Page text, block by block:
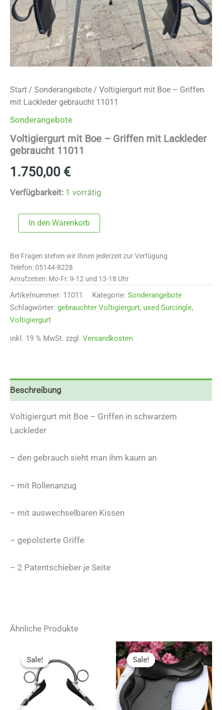
Start / Sonderangebote / Voltigiergurt mit Boe – Griffen
mit Lackleder gebraucht 11011
Sonderangebote
Voltigiergurt mit Boe – Griffen mit Lackleder
gebraucht 11011
1.750,00 €
Verfügbarkeit: 1 vorrätig
Voltigiergurt
Griffen
mit
Lackleder
gebraucht
11011
Menge
In den Warenkorb
Bei Fragen stehen wir Ihnen jederzeit zur Verfügung
Telefon: 05144-8228
Anrufzeiten: Mo-Fr: 9-12 und 13-18 Uhr
Artikelnummer: 11011 Kategorie: Sonderangebote
Schlagwörter: gebrauchter Voltigiergurt, used Surcingle,
Voltigiergurt
inkl. 19 % MwSt. zzgl. Versandkosten
Beschreibung
Voltigiergurt mit Boe – Griffen in schwarzem
Lackleder
– den gebrauch sieht man ihm kaum an
– mit Rollenanzug
– mit auswechselbaren Kissen
– gepolsterte Griffe
– 2 Patentschieber je Seite
Ähnliche Produkte
Sale!
Sale! Sale!
Sale!